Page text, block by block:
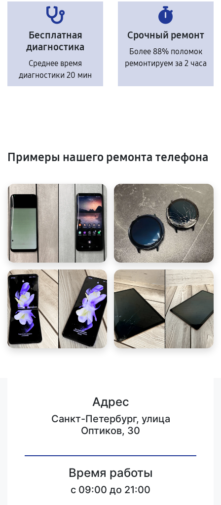
Бесплатная
диагностика
Среднее время
диагностики 20 мин
Срочный ремонт
Более 88% поломок
ремонтируем за 2 часа
Примеры нашего ремонта телефона
Адрес
Санкт-Петербург, улица
Оптиков, 30
Время работы
c 09:00 до 21:00